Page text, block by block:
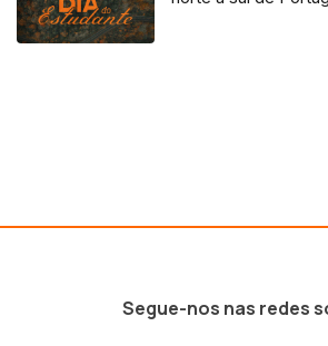
Segue-nos nas redes